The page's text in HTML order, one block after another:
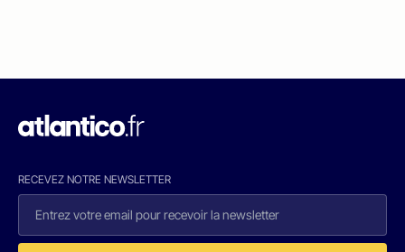
RECEVEZ NOTRE NEWSLETTER